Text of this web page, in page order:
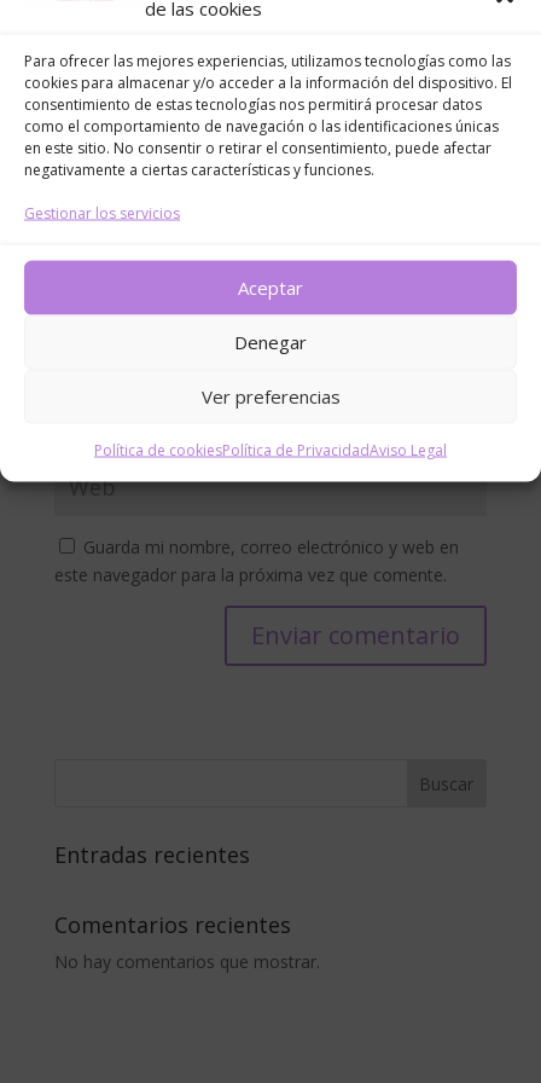
de las cookies
Para ofrecer las mejores experiencias, utilizamos tecnologías como las
cookies para almacenar y/o acceder a la información del dispositivo. El
consentimiento de estas tecnologías nos permitirá procesar datos
como el comportamiento de navegación o las identificaciones únicas
en este sitio. No consentir o retirar el consentimiento, puede afectar
negativamente a ciertas características y funciones.
Gestionar los servicios
Aceptar
Denegar
Ver preferencias
Política de cookiesPolítica de PrivacidadAviso Legal
Tu dirección de correo electrónico no será publicada.
Los campos obligatorios están marcados con
*
Guarda mi nombre, correo electrónico y web en
este navegador para la próxima vez que comente.
Buscar
Entradas recientes
Comentarios recientes
No hay comentarios que mostrar.